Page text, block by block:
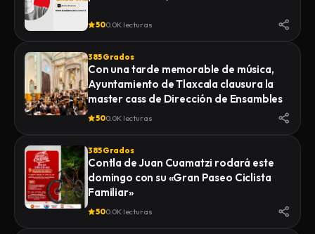
500.0K lecturas
385 Grados
Con una tarde memorable de música,
Ayuntamiento de Tlaxcala clausura la
master cass de Dirección de Ensambles
500.0K lecturas
385 Grados
Contla de Juan Cuamatzi rodará este
domingo con su «Gran Paseo Ciclista
Familiar»
500.0K lecturas